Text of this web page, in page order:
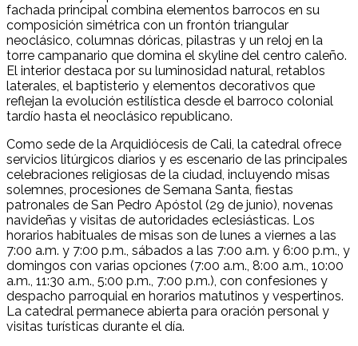
fachada principal combina elementos barrocos en su
composición simétrica con un frontón triangular
neoclásico, columnas dóricas, pilastras y un reloj en la
torre campanario que domina el skyline del centro caleño.
El interior destaca por su luminosidad natural, retablos
laterales, el baptisterio y elementos decorativos que
reflejan la evolución estilística desde el barroco colonial
tardío hasta el neoclásico republicano.
Como sede de la Arquidiócesis de Cali, la catedral ofrece
servicios litúrgicos diarios y es escenario de las principales
celebraciones religiosas de la ciudad, incluyendo misas
solemnes, procesiones de Semana Santa, fiestas
patronales de San Pedro Apóstol (29 de junio), novenas
navideñas y visitas de autoridades eclesiásticas. Los
horarios habituales de misas son de lunes a viernes a las
7:00 a.m. y 7:00 p.m., sábados a las 7:00 a.m. y 6:00 p.m., y
domingos con varias opciones (7:00 a.m., 8:00 a.m., 10:00
a.m., 11:30 a.m., 5:00 p.m., 7:00 p.m.), con confesiones y
despacho parroquial en horarios matutinos y vespertinos.
La catedral permanece abierta para oración personal y
visitas turísticas durante el día.